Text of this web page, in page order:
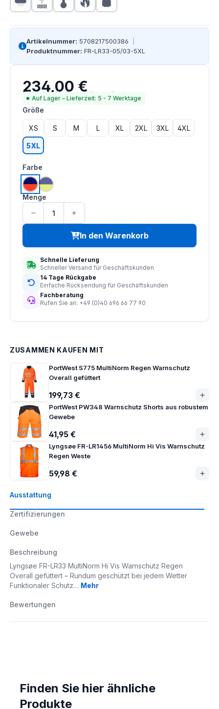
Artikelnummer: 5708217500386
Produktnummer: FR-LR33-05/03-5XL
Ausstattung
Zertifizierungen
Gewebe
Beschreibung
Lyngsøe FR-LR33 MultiNorm Hi Vis Warnschutz Regen
Overall gefüttert – Rundum geschützt bei jedem Wetter
Funktionaler Schutz… Mehr
Bewertungen
Regulärer Preis:
234,00 €
Preise inkl. MwSt. zzgl. Versandkosten
Auf Lager – Lieferzeit: 5 - 7 Werktage
Größe
XS S M L XL 2XL 3XL 4XL
5XL
Farbe
hi vis orange | navy
hi vis saturn gelb | navy
(Diese Option ist zurzeit nicht verfügbar.)
Menge
In den Warenkorb
Schnelle Lieferung
Schneller Versand für Geschäftskunden
14 Tage Rückgabe
Einfache Rücksendung für Geschäftskunden
Fachberatung
Rufen Sie an: +49 (0)40 696 66 77 90
ZUSAMMEN KAUFEN MIT
PortWest S775 MultiNorm Regen Warnschutz
Overall gefüttert
199,73 €
PortWest PW348 Warnschutz Shorts aus robustem
Gewebe
41,95 €
Lyngsøe FR-LR1456 MultiNorm Hi Vis Warnschutz
Regen Weste
59,98 €
Finden Sie hier ähnliche
Produkte